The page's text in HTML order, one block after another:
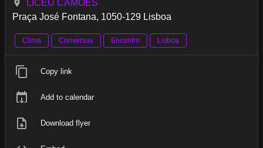
LICEU CAMÕES
Praça José Fontana, 1050-129 Lisboa
Clima Conversas Encontro Lisboa
Copy link
Add to calendar
Download flyer